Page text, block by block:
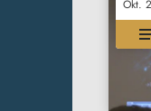
Okt.